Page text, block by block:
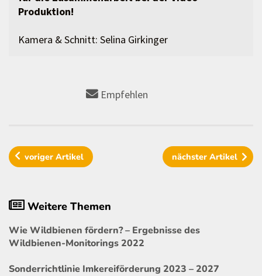
Produktion!
Kamera & Schnitt: Selina Girkinger
Empfehlen
vorigerArtikel nächster Artikel
Weitere Themen
Wie Wildbienen fördern? – Ergebnisse des
Wildbienen-Monitorings 2022
Sonderrichtlinie Imkereiförderung 2023 – 2027